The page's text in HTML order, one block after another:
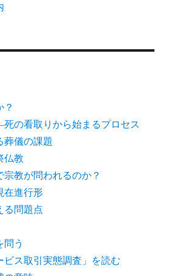
？
の看取りから始まるプロセス
葬儀の課題
仏教
宗教が問われるのか？
在進行形
る問題点
問う
ビス取引実態調査」を読む